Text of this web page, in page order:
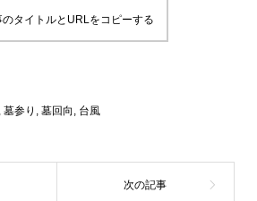
のタイトルとURLをコピーする
墓参り , 墓回向 , 台風